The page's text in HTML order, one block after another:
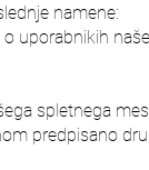
namene:
uporabnikih
spletnega
predpisano